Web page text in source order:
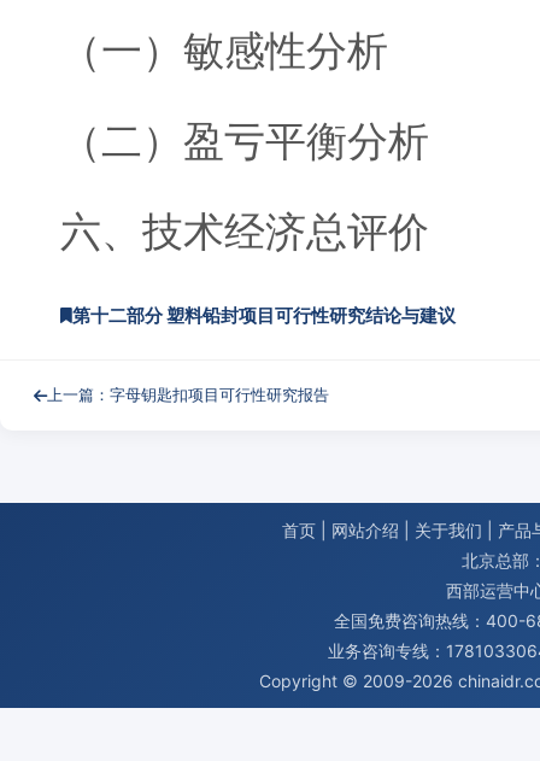
（一）敏感性分析
（二）盈亏平衡分析
六、技术经济总评价
第十二部分 塑料铅封项目可行性研究结论与建议
上一篇：字母钥匙扣项目可行性研究报告
首页 网站介绍 关于我们
产品
北京总部
西部运营中
全国免费咨询热线：400-
业务咨询专线：
Copyright © 2009-2026